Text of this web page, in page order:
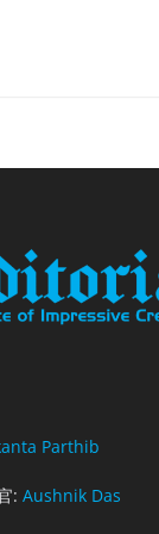
Parthib
: Aushnik Das